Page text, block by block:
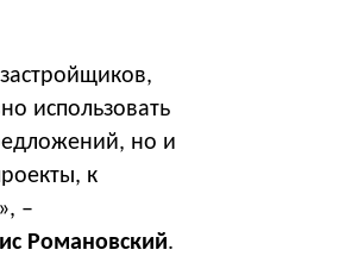
использовать
но и
к
–
Романовский.